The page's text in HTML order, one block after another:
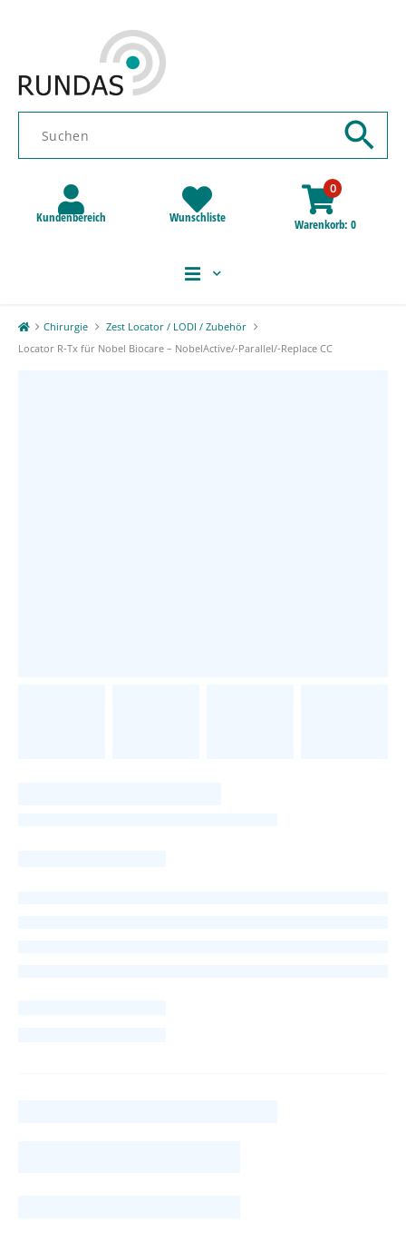
Kundenbereich Wunschliste
0
Warenkorb 0
Chirurgie
Zest Locator / LODI / Zubehör
Locator R-Tx für Nobel Biocare – NobelActive/-Parallel/-Replace CC